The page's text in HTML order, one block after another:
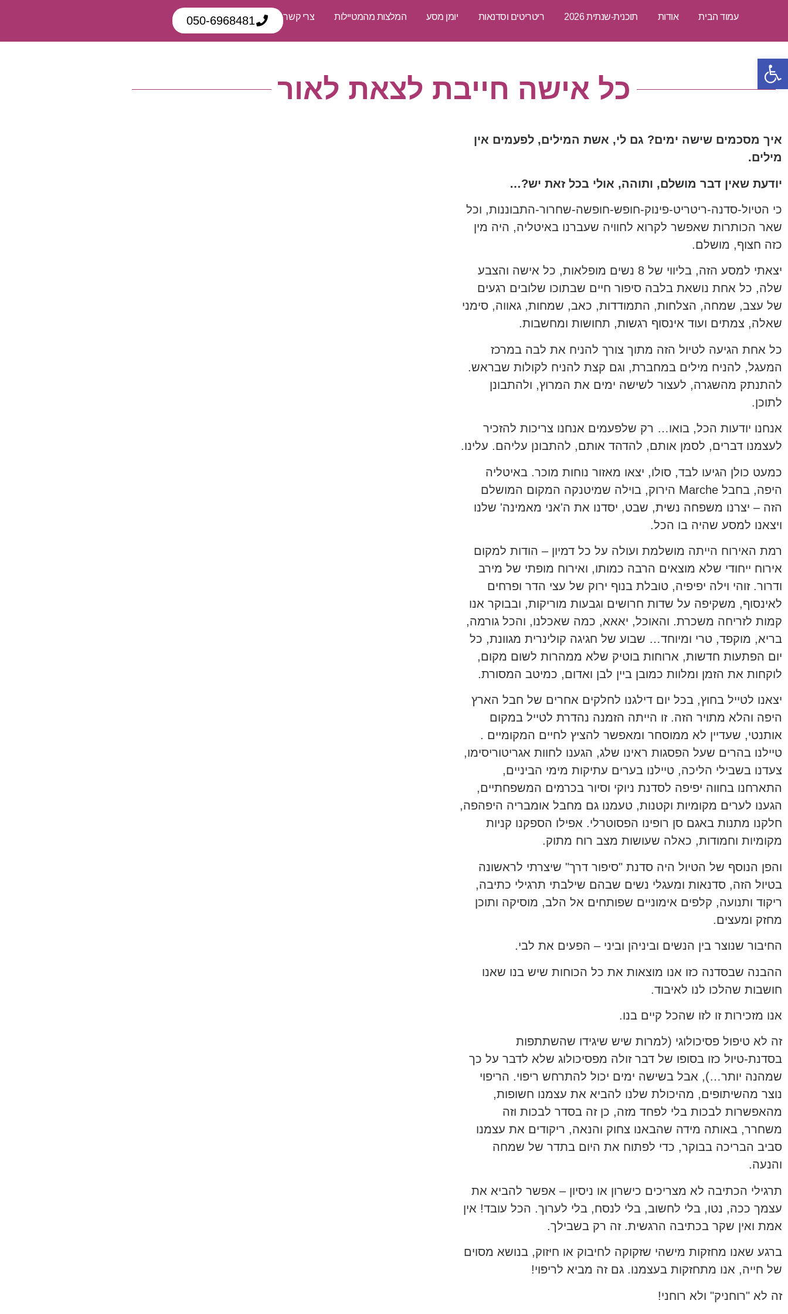
עמוד הבית אודות תוכנית-שנתית 2026 ריטריטים וסדנאות יומן מסע המלצות מהמטיילות צרי קשר 050-6968481
כל אישה חייבת לצאת לאור
איך מסכמים שישה ימים? גם לי, אשת המילים, לפעמים אין
מילים.
יודעת שאין דבר מושלם, ותוהה, אולי בכל זאת יש?…
כי הטיול-סדנה-ריטריט-פינוק-חופש-חופשה-שחרור-התבוננות, וכל
שאר הכותרות שאפשר לקרוא לחוויה שעברנו באיטליה, היה מין
כזה חצוף, מושלם.
יצאתי למסע הזה, בליווי של 8 נשים מופלאות, כל אישה והצבע
שלה, כל אחת נושאת בלבה סיפור חיים שבתוכו שלובים רגעים
של עצב, שמחה, הצלחות, התמודדות, כאב, שמחות, גאווה, סימני
שאלה, צמתים ועוד אינסוף רגשות, תחושות ומחשבות.
כל אחת הגיעה לטיול הזה מתוך צורך להניח את לבה במרכז
המעגל, להניח מילים במחברת, וגם קצת להניח לקולות שבראש.
להתנתק מהשגרה, לעצור לשישה ימים את המרוץ, ולהתבונן
לתוכן.
אנחנו יודעות הכל, בואו… רק שלפעמים אנחנו צריכות להזכיר
לעצמנו דברים, לסמן אותם, להדהד אותם, להתבונן עליהם. עלינו.
כמעט כולן הגיעו לבד, סולו, יצאו מאזור נוחות מוכר. באיטליה
היפה, בחבל Marche הירוק, בוילה שמיטנקה המקום המושלם
הזה – יצרנו משפחה נשית, שבט, יסדנו את ה'אני מאמינה' שלנו
ויצאנו למסע שהיה בו הכל.
רמת האירוח הייתה מושלמת ועולה על כל דמיון – הודות למקום
אירוח ייחודי שלא מוצאים הרבה כמותו, ואירוח מופתי של מירב
ודרור. זוהי וילה יפיפיה, טובלת בנוף ירוק של עצי הדר ופרחים
לאינסוף, משקיפה על שדות חרושים וגבעות מוריקות, ובבוקר אנו
קמות לזריחה משכרת. והאוכל, יאאא, כמה שאכלנו, והכל גורמה,
בריא, מוקפד, טרי ומיוחד… שבוע של חגיגה קולינרית מגוונת, כל
יום הפתעות חדשות, ארוחות בוטיק שלא ממהרות לשום מקום,
לוקחות את הזמן ומלוות כמובן ביין לבן ואדום, כמיטב המסורת.
יצאנו לטייל בחוץ, בכל יום דילגנו לחלקים אחרים של חבל הארץ
היפה והלא מתויר הזה. זו הייתה הזמנה נהדרת לטייל במקום
אותנטי, שעדיין לא ממוסחר ומאפשר להציץ לחיים המקומיים .
טיילנו בהרים שעל הפסגות ראינו שלג, הגענו לחוות אגריטוריסימו,
צעדנו בשבילי הליכה, טיילנו בערים עתיקות מימי הביניים,
התארחנו בחווה יפיפה לסדנת ניוקי וסיור בכרמים המשפחתיים,
הגענו לערים מקומיות וקטנות, טעמנו גם מחבל אומבריה היפהפה,
חלקנו מתנות באגם סן רופינו הפסוטרלי. אפילו הספקנו קניות
מקומיות וחמודות, כאלה שעושות מצב רוח מתוק.
והפן הנוסף של הטיול היה סדנת "סיפור דרך" שיצרתי לראשונה
בטיול הזה, סדנאות ומעגלי נשים שבהם שילבתי תרגילי כתיבה,
ריקוד ותנועה, קלפים אימוניים שפותחים אל הלב, מוסיקה ותוכן
מחזק ומעצים.
החיבור שנוצר בין הנשים וביניהן וביני – הפעים את לבי.
ההבנה שבסדנה כזו אנו מוצאות את כל הכוחות שיש בנו שאנו
חושבות שהלכו לנו לאיבוד.
אנו מזכירות זו לזו שהכל קיים בנו.
זה לא טיפול פסיכולוגי (למרות שיש שיגידו שהשתתפות
בסדנת-טיול כזו בסופו של דבר זולה מפסיכולוג שלא לדבר על כך
שמהנה יותר…), אבל בשישה ימים יכול להתרחש ריפוי. הריפוי
נוצר מהשיתופים, מהיכולת שלנו להביא את עצמנו חשופות,
מהאפשרות לבכות בלי לפחד מזה, כן זה בסדר לבכות וזה
משחרר, באותה מידה שהבאנו צחוק והנאה, ריקודים את עצמנו
סביב הבריכה בבוקר, כדי לפתוח את היום בתדר של שמחה
והנעה.
תרגילי הכתיבה לא מצריכים כישרון או ניסיון – אפשר להביא את
עצמך ככה, נטו, בלי לחשוב, בלי לנסח, בלי לערוך. הכל עובד! אין
אמת ואין שקר בכתיבה הרגשית. זה רק בשבילך.
ברגע שאנו מחזקות מישהי שזקוקה לחיבוק או חיזוק, בנושא מסוים
של חייה, אנו מתחזקות בעצמנו. גם זה מביא לריפוי!
זה לא "רוחניק" ולא רוחני!
פתח סרגל נגישות